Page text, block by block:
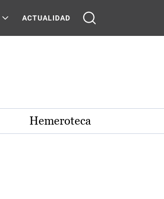
ACTUALIDAD
Hemeroteca